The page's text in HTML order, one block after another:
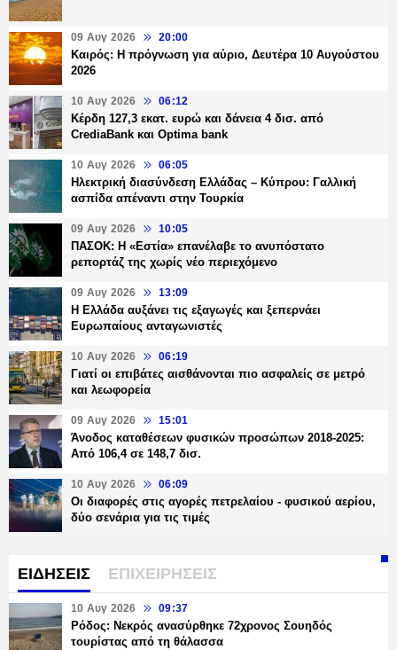
09 Αυγ 2026 20:00
Καιρός: Η πρόγνωση για αύριο, Δευτέρα 10 Αυγούστου
2026
10 Αυγ 2026 06:12
Κέρδη 127,3 εκατ. ευρώ και δάνεια 4 δισ. από
CrediaBank και Optima bank
10 Αυγ 2026 06:05
Ηλεκτρική διασύνδεση Ελλάδας – Κύπρου: Γαλλική
ασπίδα απέναντι στην Τουρκία
09 Αυγ 2026 10:05
ΠΑΣΟΚ: Η «Εστία» επανέλαβε το ανυπόστατο
ρεπορτάζ της χωρίς νέο περιεχόμενο
09 Αυγ 2026 13:09
Η Ελλάδα αυξάνει τις εξαγωγές και ξεπερνάει
Ευρωπαίους ανταγωνιστές
10 Αυγ 2026 06:19
Γιατί οι επιβάτες αισθάνονται πιο ασφαλείς σε μετρό
και λεωφορεία
09 Αυγ 2026 15:01
Άνοδος καταθέσεων φυσικών προσώπων 2018-2025:
Από 106,4 σε 148,7 δισ.
10 Αυγ 2026 06:09
Οι διαφορές στις αγορές πετρελαίου - φυσικού αερίου,
δύο σενάρια για τις τιμές
ΕΙΔΗΣΕΙΣ ΕΠΙΧΕΙΡΗΣΕΙΣ
10 Αυγ 2026 09:37
Ρόδος: Νεκρός ανασύρθηκε 72χρονος Σουηδός
τουρίστας από τη θάλασσα